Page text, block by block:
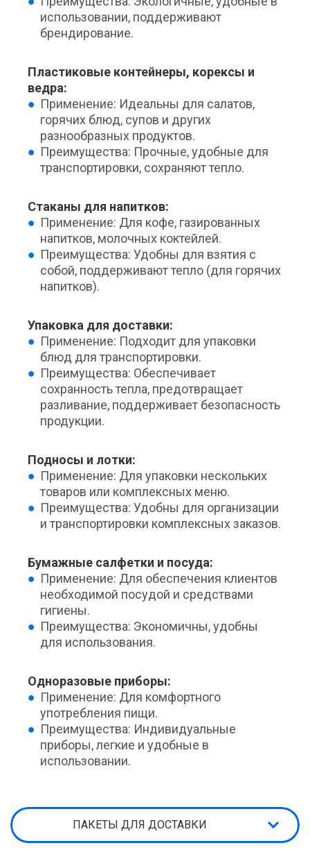
использовании, поддерживают
брендирование.
Пластиковые контейнеры, корексы и
ведра:
Применение: Идеальны для салатов,
горячих блюд, супов и других
разнообразных продуктов.
Преимущества: Прочные, удобные для
транспортировки, сохраняют тепло.
Стаканы для напитков:
Применение: Для кофе, газированных
напитков, молочных коктейлей.
Преимущества: Удобны для взятия с
собой, поддерживают тепло (для горячих
напитков).
Упаковка для доставки:
Применение: Подходит для упаковки
блюд для транспортировки.
Преимущества: Обеспечивает
сохранность тепла, предотвращает
разливание, поддерживает безопасность
продукции.
Подносы и лотки:
Применение: Для упаковки нескольких
товаров или комплексных меню.
Преимущества: Удобны для организации
и транспортировки комплексных заказов.
Бумажные салфетки и посуда:
Применение: Для обеспечения клиентов
необходимой посудой и средствами
гигиены.
Преимущества: Экономичны, удобны
для использования.
Одноразовые приборы:
Применение: Для комфортного
употребления пищи.
Преимущества: Индивидуальные
приборы, легкие и удобные в
использовании.
ПАКЕТЫ ДЛЯ ДОСТАВКИ